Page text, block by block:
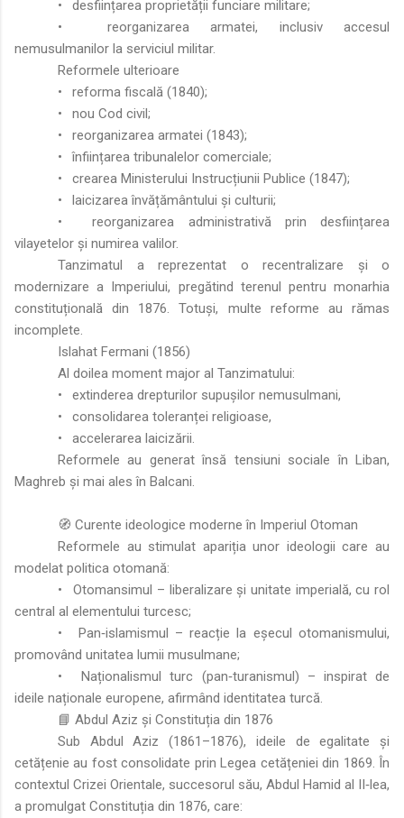
•
desființarea proprietății funciare militare;
•
reorganizarea armatei, inclusiv accesul
nemusulmanilor la serviciul militar.
Reformele ulterioare
•
reforma fiscală (1840);
•
nou Cod civil;
•
reorganizarea armatei (1843);
•
înființarea tribunalelor comerciale;
•
crearea Ministerului Instrucțiunii Publice (1847);
•
laicizarea învățământului și culturii;
•
reorganizarea administrativă prin desființarea
vilayetelor și numirea valilor.
Tanzimatul a reprezentat o recentralizare și o
modernizare a Imperiului, pregătind terenul pentru monarhia
constituțională din 1876. Totuși, multe reforme au rămas
incomplete.
Islahat Fermani (1856)
Al doilea moment major al Tanzimatului:
•
extinderea drepturilor supușilor nemusulmani,
•
consolidarea toleranței religioase,
•
accelerarea laicizării.
Reformele au generat însă tensiuni sociale în Liban,
Maghreb și mai ales în Balcani.
🧭 Curente ideologice moderne în Imperiul Otoman
Reformele au stimulat apariția unor ideologii care au
modelat politica otomană:
•
Otomansimul – liberalizare și unitate imperială, cu rol
central al elementului turcesc;
•
Pan‑islamismul – reacție la eșecul otomanismului,
promovând unitatea lumii musulmane;
•
Naționalismul turc (pan‑turanismul) – inspirat de
ideile naționale europene, afirmând identitatea turcă.
📘 Abdul Aziz și Constituția din 1876
Sub Abdul Aziz (1861–1876), ideile de egalitate și
cetățenie au fost consolidate prin Legea cetățeniei din 1869. În
contextul Crizei Orientale, succesorul său, Abdul Hamid al II‑lea,
a promulgat Constituția din 1876, care: